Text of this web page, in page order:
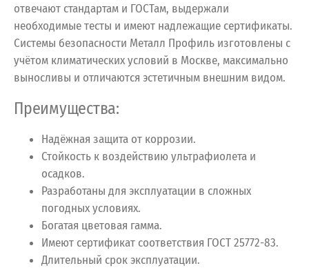
отвечают стандартам и ГОСТам, выдержали
необходимые тесты и имеют надлежащие сертификаты.
Системы безопасности Металл Профиль изготовлены с
учётом климатических условий в Москве, максимально
выносливы и отличаются эстетичным внешним видом.
Преимущества:
Надёжная защита от коррозии.
Стойкость к воздействию ультрафиолета и
осадков.
Разработаны для эксплуатации в сложных
погодных условиях.
Богатая цветовая гамма.
Имеют сертификат соответствия ГОСТ 25772-83.
Длительный срок эксплуатации.